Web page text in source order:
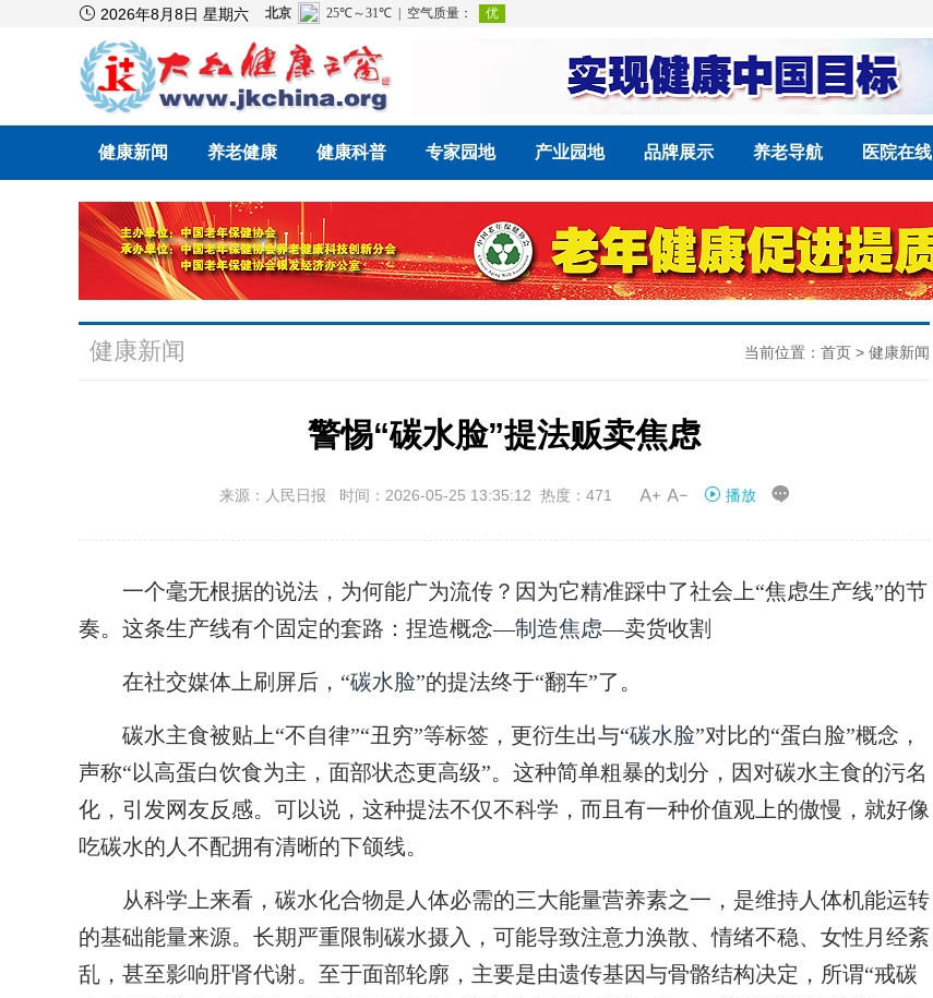
 2026年8月8日 星期六
健康新闻 养老健康 健康科普 专家园地 产业园地 品牌展示 养老导航 医院在线
健康新闻 当前位置： 首页 > 健康新闻
警惕“碳水脸”提法贩卖焦虑
来源：人民日报 时间：2026-05-25 13:35:12 热度：471  播放 
一个毫无根据的说法，为何能广为流传？因为它精准踩中了社会上“焦虑生产线”的节
奏。这条生产线有个固定的套路：捏造概念—制造焦虑—卖货收割
在社交媒体上刷屏后，“碳水脸”的提法终于“翻车”了。
碳水主食被贴上“不自律”“丑穷”等标签，更衍生出与“碳水脸”对比的“蛋白脸”概念，
声称“以高蛋白饮食为主，面部状态更高级”。这种简单粗暴的划分，因对碳水主食的污名
化，引发网友反感。可以说，这种提法不仅不科学，而且有一种价值观上的傲慢，就好像
吃碳水的人不配拥有清晰的下颌线。
从科学上来看，碳水化合物是人体必需的三大能量营养素之一，是维持人体机能运转
的基础能量来源。长期严重限制碳水摄入，可能导致注意力涣散、情绪不稳、女性月经紊
乱，甚至影响肝肾代谢。至于面部轮廓，主要是由遗传基因与骨骼结构决定，所谓“戒碳